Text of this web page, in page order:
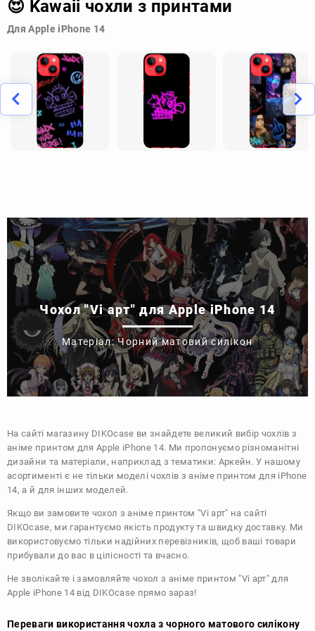
😍 Kawaii чохли з принтами
Для Apple iPhone 14
Чохол "Vi арт" для Apple iPhone 14
Матеріал: Чорний матовий силікон
На сайті магазину DIKOcase ви знайдете великий вибір чохлів з
аніме принтом для Apple iPhone 14. Ми пропонуємо різноманітні
дизайни та матеріали, наприклад з тематики: Аркейн . У нашому
асортименті є не тільки моделі чохлів з аніме принтом для iPhone
14, а й для інших моделей.
Якщо ви замовите чохол з аніме принтом "Vi арт" на сайті
DIKOcase, ми гарантуємо якість продукту та швидку доставку. Ми
використовуємо тільки надійних перевізників, щоб ваші товари
прибували до вас в цілісності та вчасно.
Не зволікайте і замовляйте чохол з аніме принтом "Vi арт" для
Apple iPhone 14 від DIKOcase прямо зараз!
Переваги використання чохла з чорного матового силікону